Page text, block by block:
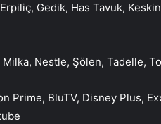
Gedik, Has Tavuk,
Milka, Nestle, Şölen, Tadelle,
Prime, BluTV, Disney Plus,